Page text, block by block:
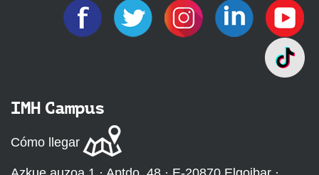
IMH Campus
Cómo llegar